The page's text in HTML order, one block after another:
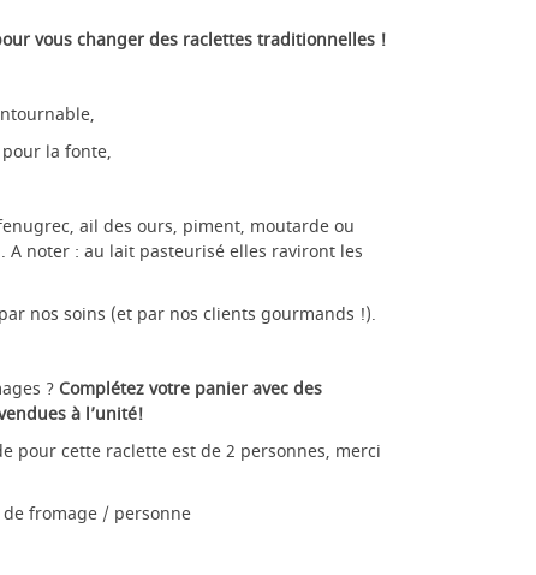
vous changer des raclettes traditionnelles !
la fonte,
ail des ours, piment, moutarde ou
A noter : au lait pasteurisé elles raviront les
nos soins (et par nos clients gourmands !).
? Complétez votre panier avec des
à l’unité!
pour cette raclette est de 2 personnes, merci
fromage / personne